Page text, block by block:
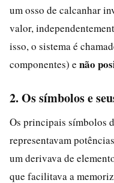
um osso de calcanhar
valor,
isso, o sistema é
componentes) e não
2. Os símbolos e
Os principais símbolos
representavam
um derivava de
que facilitava a